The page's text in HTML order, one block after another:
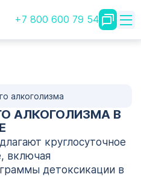
+7 800 600 79 54
алкоголизма
АЛКОГОЛИЗМА В
круглосуточное
включая
детоксикации в